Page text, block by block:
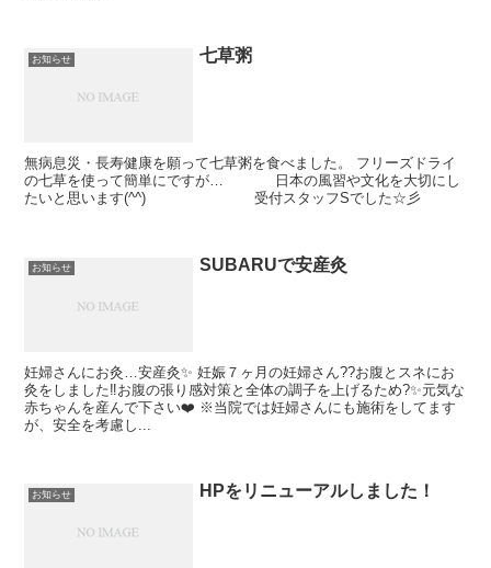
お知らせ 七草粥
無病息災・長寿健康を願って七草粥を食べました。 フリーズドライ
の七草を使って簡単にですが… 日本の風習や文化を大切にし
たいと思います(^^) 受付スタッフSでした☆彡
お知らせ SUBARUで安産灸
妊婦さんにお灸…安産灸✨ 妊娠７ヶ月の妊婦さん??お腹とスネにお
灸をしました‼︎お腹の張り感対策と全体の調子を上げるため?✨元気な
赤ちゃんを産んで下さい❤️ ※当院では妊婦さんにも施術をしてます
が、安全を考慮し...
お知らせ HPをリニューアルしました！